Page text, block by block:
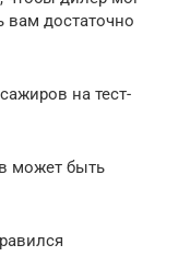
вам достаточно
на тест-
может быть